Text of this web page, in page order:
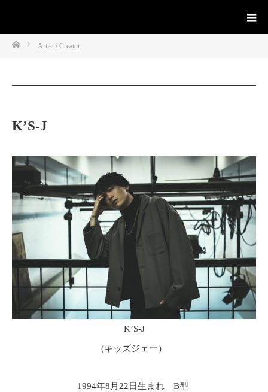
ホームArtist / Creator
K’S-J
K’S-J
(キッズジェー）
1994年8月22日生まれ B型